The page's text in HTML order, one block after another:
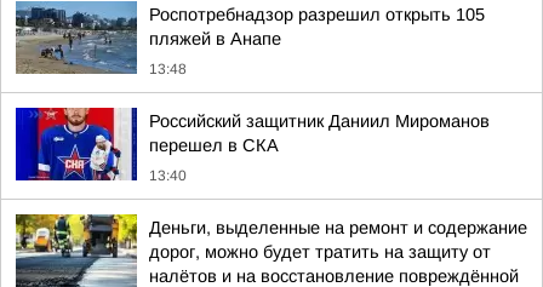
Роспотребнадзор разрешил открыть 105
пляжей в Анапе
13:48
Российский защитник Даниил Мироманов
перешел в СКА
13:40
Деньги, выделенные на ремонт и содержание
дорог, можно будет тратить на защиту от
налётов и на восстановление повреждённой